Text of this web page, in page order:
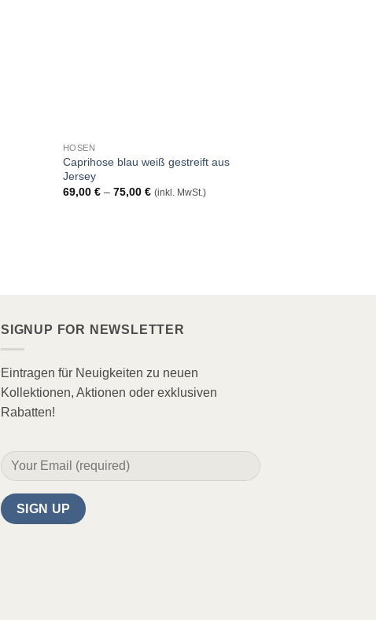
HOSEN
Caprihose blau weiß gestreift aus
Jersey
69,00 € – 75,00 €Preisspanne:
(inkl. MwSt.)
SIGNUP FOR NEWSLETTER
Eintragen für Neuigkeiten zu neuen
Kollektionen, Aktionen oder exklusiven
Rabatten!